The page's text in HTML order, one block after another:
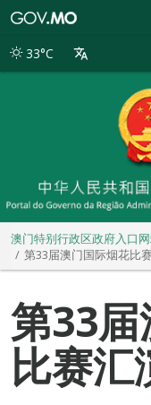
别
33°C
澳门特别行政区政府入口
第33届澳门国际烟花比
第33
比赛汇